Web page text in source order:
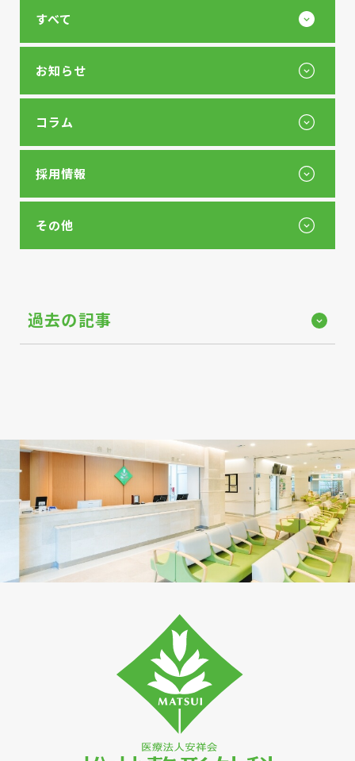
すべて
お知らせ
コラム
採用情報
その他
過去の記事